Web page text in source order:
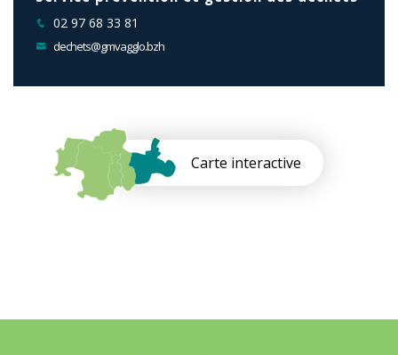
02 97 68 33 81
dechets@gmvagglo.bzh
Carte interactive